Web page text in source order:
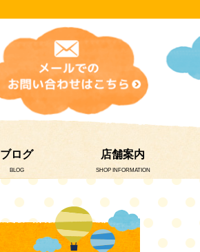
ブログ
BLOG
店舗案内
SHOP INFORMATION